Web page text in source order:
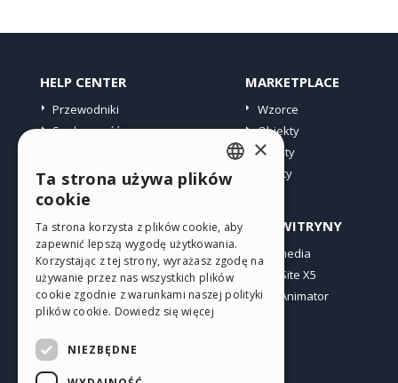
HELP CENTER
Przewodniki
Społeczność
MARKETPLACE
Wzorce
Obiekty
Punkty
Oferty
PROFIL
Moje wpisy
Moje licencje
Pobieranie
Web hosting
INNE WITRYNY
Incomedia
WebSite X5
WebAnimator
ENGLISH
GERMAN
SPANISH
PORTUGUESE
×
Ta strona używa plików
cookie
Ta strona korzysta z plików cookie, aby
zapewnić lepszą wygodę użytkowania.
Korzystając z tej strony, wyrażasz zgodę na
używanie przez nas wszystkich plików
cookie zgodnie z warunkami naszej polityki
plików cookie. Dowiedz się więcej
NIEZBĘDNE